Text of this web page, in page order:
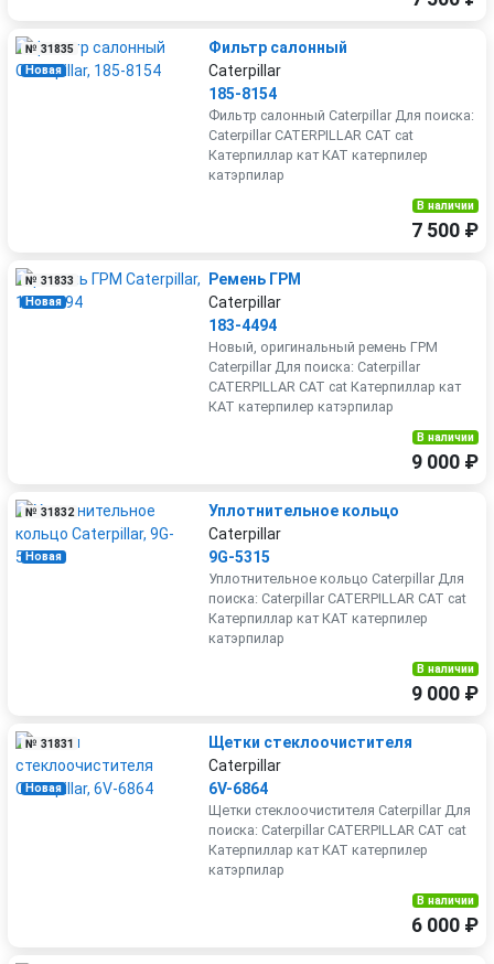
Новая
№ 31835
Фильтр салонный
Caterpillar
185-8154
Фильтр салонный Caterpillar Для поиска:
Caterpillar CATERPILLAR CAT cat
Катерпиллар кат КАТ катерпилер
катэрпилар
В наличии
7 500 ₽
Новая
№ 31833
Ремень ГРМ
Caterpillar
183-4494
Новый, оригинальный ремень ГРМ
Caterpillar Для поиска: Caterpillar
CATERPILLAR CAT cat Катерпиллар кат
КАТ катерпилер катэрпилар
В наличии
9 000 ₽
Новая
№ 31832
Уплотнительное кольцо
Caterpillar
9G-5315
Уплотнительное кольцо Caterpillar Для
поиска: Caterpillar CATERPILLAR CAT cat
Катерпиллар кат КАТ катерпилер
катэрпилар
В наличии
9 000 ₽
Новая
№ 31831
Щетки стеклоочистителя
Caterpillar
6V-6864
Щетки стеклоочистителя Caterpillar Для
поиска: Caterpillar CATERPILLAR CAT cat
Катерпиллар кат КАТ катерпилер
катэрпилар
В наличии
6 000 ₽